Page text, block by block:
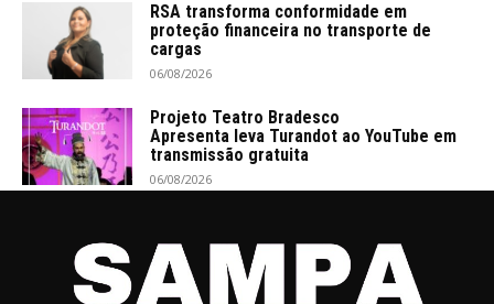
RSA transforma conformidade em
proteção financeira no transporte de
cargas
06/08/2026
Projeto Teatro Bradesco
Apresenta leva Turandot ao YouTube em
transmissão gratuita
06/08/2026